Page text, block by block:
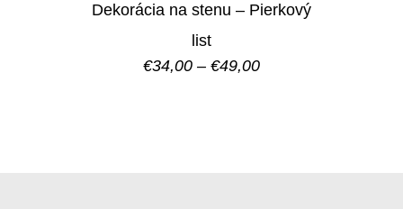
Dekorácia na stenu – Pierkový
list
€34,00 – €49,00Price